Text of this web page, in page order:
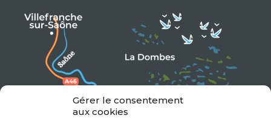
Gérer le consentement
aux cookies